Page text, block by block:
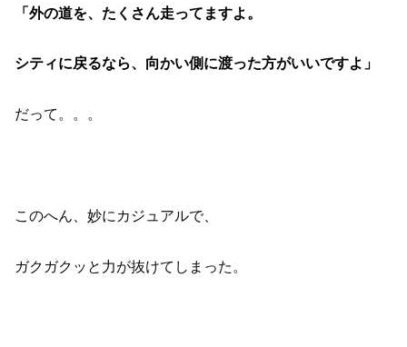
「外の道を、たくさん走ってますよ。
シティに戻るなら、向かい側に渡った方がいいですよ」
だって。。。
このへん、妙にカジュアルで、
ガクガクッと力が抜けてしまった。